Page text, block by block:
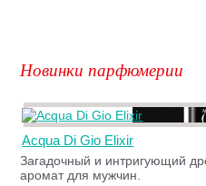
Новинки парфюмерии
Acqua Di Gio Elixir
Загадочный и интригующий
аромат для мужчин.